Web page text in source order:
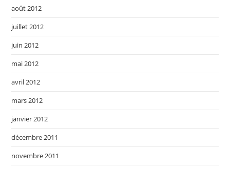
août 2012
juillet 2012
juin 2012
mai 2012
avril 2012
mars 2012
janvier 2012
décembre 2011
novembre 2011